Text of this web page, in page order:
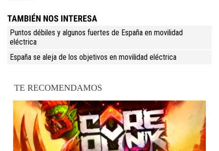
TAMBIÉN NOS INTERESA
Puntos débiles y algunos fuertes de España en movilidad
eléctrica
España se aleja de los objetivos en movilidad eléctrica
TE RECOMENDAMOS